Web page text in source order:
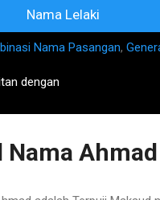
Nama Lelaki
Nama Pasangan,
dengan
Nama